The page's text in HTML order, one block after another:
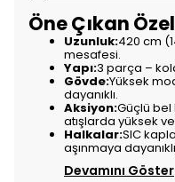
Öne Çıkan
Uzunluk:420 cm
mesafesi.
Yapı:3 parça –
Gövde:Yüksek
dayanıklı.
Aksiyon:Güçlü bel
atışlarda yüksek
Halkalar:SIC
aşınmaya
Devamını Göster